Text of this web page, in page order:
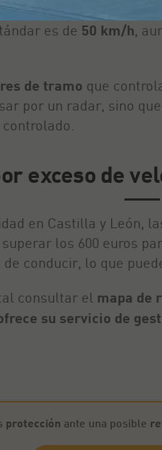
permitida es de
es de 50 km/h,
de tramo que
por un radar, sino
exceso de
en Castilla y León,
los 600 euros
conducir, lo que
consultar el mapa de
su servicio de
protección ante una posible